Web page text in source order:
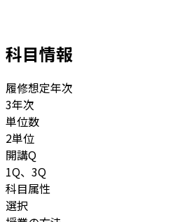
科目情報
履修想定年次
3年次
単位数
2単位
開講Q
1Q、3Q
科目属性
選択